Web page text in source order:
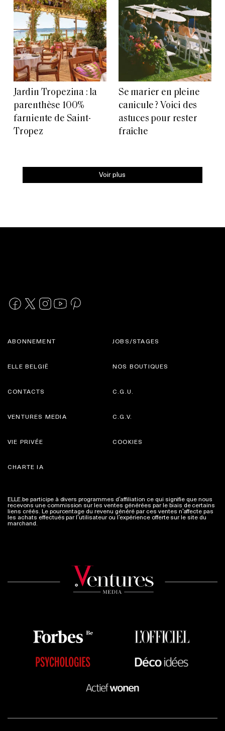
Jardin Tropezina : la
parenthèse 100%
farniente de Saint-
Tropez
Se marier en pleine
canicule ? Voici des
astuces pour rester
fraîche
Voir plus
ABONNEMENT
ELLE BELGIË
JOBS/STAGES
NOS BOUTIQUES
CONTACTS
VENTURES MEDIA
C.G.U.
C.G.V.
VIE PRIVÉE
CHARTE IA
COOKIES
ELLE.be participe à divers programmes d’affiliation ce qui signifie que nous
recevons une commission sur les ventes générées par le biais de certains
liens créés. Le pourcentage du revenu généré par ces ventes n’affecte pas
les achats effectués par l’utilisateur ou l’expérience offerte sur le site du
marchand. Plus d'infos